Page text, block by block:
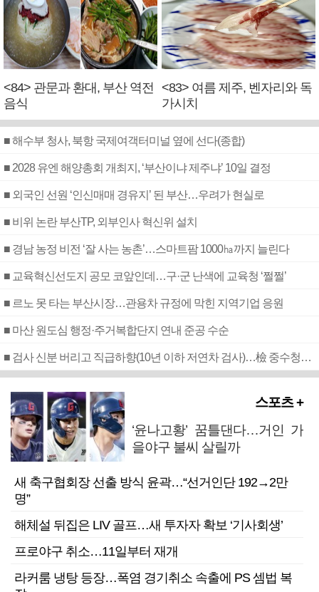
<84> 관문과 환대, 부산 역전
음식
<83> 여름 제주, 벤자리와 독
가시치
■ 해수부 청사, 북항 국제여객터미널 옆에 선다(종합)
■ 2028 유엔 해양총회 개최지, ‘부산이냐 제주냐’ 10일 결정
■ 외국인 선원 ‘인신매매 경유지’ 된 부산…우려가 현실로
■ 비위 논란 부산TP, 외부인사 혁신위 설치
■ 경남 농정 비전 ‘잘 사는 농촌’…스마트팜 1000㏊까지 늘린다
■ 교육혁신선도지 공모 코앞인데…구·군 난색에 교육청 ‘쩔쩔’
■ 르노 못 타는 부산시장…관용차 규정에 막힌 지역기업 응원
■ 마산 원도심 행정·주거복합단지 연내 준공 수순
■ 검사 신분 버리고 직급하향(10년 이하 저연차 검사)…檢 중수청행 기피
스포츠 +
‘윤나고황’ 꿈틀댄다…거인 가
을야구 불씨 살릴까
새 축구협회장 선출 방식 윤곽…“선거인단 192→2만
명”
해체설 뒤집은 LIV 골프…새 투자자 확보 ‘기사회생’
프로야구 취소…11일부터 재개
라커룸 냉탕 등장…폭염 경기취소 속출에 PS 셈법 복